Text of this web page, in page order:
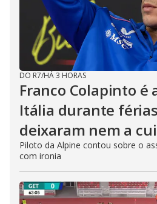
DO R7/HÁ 3 HORAS
Franco Colapinto é
Itália durante férias
deixaram nem a
Piloto da Alpine contou sobre o
com ironia